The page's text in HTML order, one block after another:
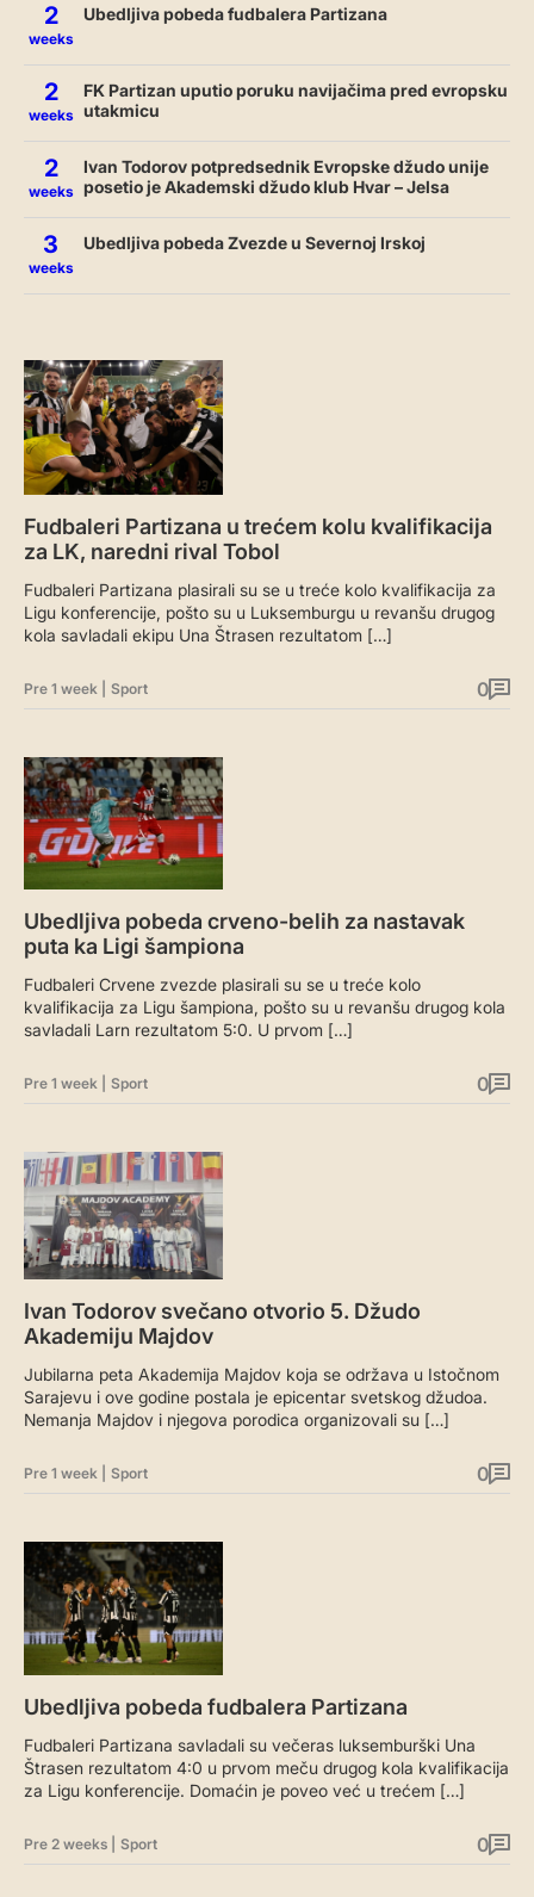
2
weeks
Ubedljiva pobeda fudbalera Partizana
2
weeks
FK Partizan uputio poruku navijačima pred evropsku
utakmicu
2
weeks
Ivan Todorov potpredsednik Evropske džudo unije
posetio je Akademski džudo klub Hvar – Jelsa
3
weeks
Ubedljiva pobeda Zvezde u Severnoj Irskoj
Fudbaleri Partizana u trećem kolu kvalifikacija
za LK, naredni rival Tobol
Fudbaleri Partizana plasirali su se u treće kolo kvalifikacija za
Ligu konferencije, pošto su u Luksemburgu u revanšu drugog
kola savladali ekipu Una Štrasen rezultatom […]
Pre 1 week Sport 0
Ubedljiva pobeda crveno-belih za nastavak
puta ka Ligi šampiona
Fudbaleri Crvene zvezde plasirali su se u treće kolo
kvalifikacija za Ligu šampiona, pošto su u revanšu drugog kola
savladali Larn rezultatom 5:0. U prvom […]
Pre 1 week Sport 0
Ivan Todorov svečano otvorio 5. Džudo
Akademiju Majdov
Jubilarna peta Akademija Majdov koja se održava u Istočnom
Sarajevu i ove godine postala je epicentar svetskog džudoa.
Nemanja Majdov i njegova porodica organizovali su […]
Pre 1 week Sport 0
Ubedljiva pobeda fudbalera Partizana
Fudbaleri Partizana savladali su večeras luksemburški Una
Štrasen rezultatom 4:0 u prvom meču drugog kola kvalifikacija
za Ligu konferencije. Domaćin je poveo već u trećem […]
Pre 2 weeks Sport 0